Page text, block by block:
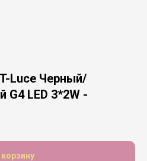
Luce Черный/
LED 3*2W -
корзину